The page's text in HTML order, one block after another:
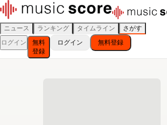
ニュース ランキング タイムライン
さがす
ログイン
無料
登録
ログイン 無料登録